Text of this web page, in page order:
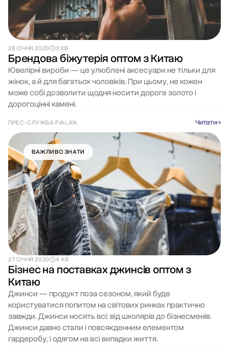
28 СІЧНЯ 2020 3 ХВ
Брендова біжутерія оптом з Китаю
Ювелірні вироби — це улюблені аксесуари не тільки для
жінок, а й для багатьох чоловіків. При цьому, не кожен
може собі дозволити щодня носити дороге золото і
дорогоцінні камені.
ПРЕС-СЛУЖБА FIALAN Читати
ВАЖЛИВО ЗНАТИ
27 СІЧНЯ 2020 4 ХВ
Бізнес на поставках джинсів оптом з
Китаю
Джинси — продукт поза сезоном, який буде
користуватися попитом на світових ринках практично
завжди. Джинси носять всі: від школярів до бізнесменів.
Джинси давно стали і повсякденним елементом
гардеробу, і одягом на всі випадки життя.